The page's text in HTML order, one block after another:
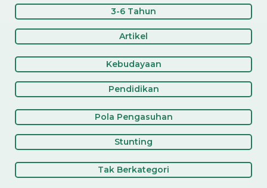
3-6 Tahun
Artikel
Kebudayaan
Pendidikan
Pola Pengasuhan
Stunting
Tak Berkategori